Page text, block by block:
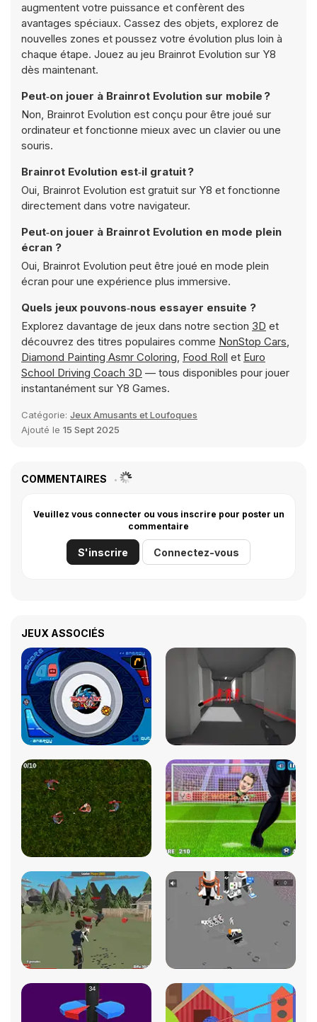
augmentent votre puissance et confèrent des
avantages spéciaux. Cassez des objets, explorez de
nouvelles zones et poussez votre évolution plus loin à
chaque étape. Jouez au jeu Brainrot Evolution sur Y8
dès maintenant.
Peut‑on jouer à Brainrot Evolution sur mobile ?
Non, Brainrot Evolution est conçu pour être joué sur
ordinateur et fonctionne mieux avec un clavier ou une
souris.
Brainrot Evolution est‑il gratuit ?
Oui, Brainrot Evolution est gratuit sur Y8 et fonctionne
directement dans votre navigateur.
Peut‑on jouer à Brainrot Evolution en mode plein
écran ?
Oui, Brainrot Evolution peut être joué en mode plein
écran pour une expérience plus immersive.
Quels jeux pouvons‑nous essayer ensuite ?
Explorez davantage de jeux dans notre section 3D et
découvrez des titres populaires comme NonStop Cars,
Diamond Painting Asmr Coloring, Food Roll et Euro
School Driving Coach 3D — tous disponibles pour jouer
instantanément sur Y8 Games.
Catégorie: Jeux Amusants et Loufoques
Ajouté le 15 Sept 2025
COMMENTAIRES
Veuillez vous connecter ou vous inscrire pour poster un
commentaire
S'inscrire Connectez-vous
JEUX ASSOCIÉS